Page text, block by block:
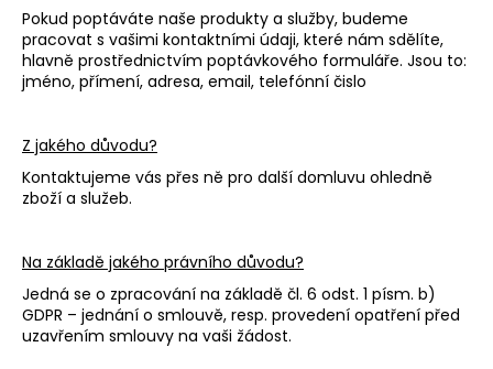
Pokud poptáváte naše produkty a služby, budeme
pracovat s vašimi kontaktními údaji, které nám sdělíte,
hlavně prostřednictvím poptávkového formuláře. Jsou to:
jméno, přímení, adresa, email, telefónní čislo
Z jakého důvodu?
Kontaktujeme vás přes ně pro další domluvu ohledně
zboží a služeb.
Na základě jakého právního důvodu?
Jedná se o zpracování na základě čl. 6 odst. 1 písm. b)
GDPR – jednání o smlouvě, resp. provedení opatření před
uzavřením smlouvy na vaši žádost.
HLEDAT
o
p
o
r
č
u
j
e
m